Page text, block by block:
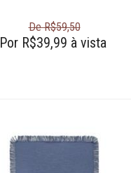
De R$59,50
Por R$39,99 à vista